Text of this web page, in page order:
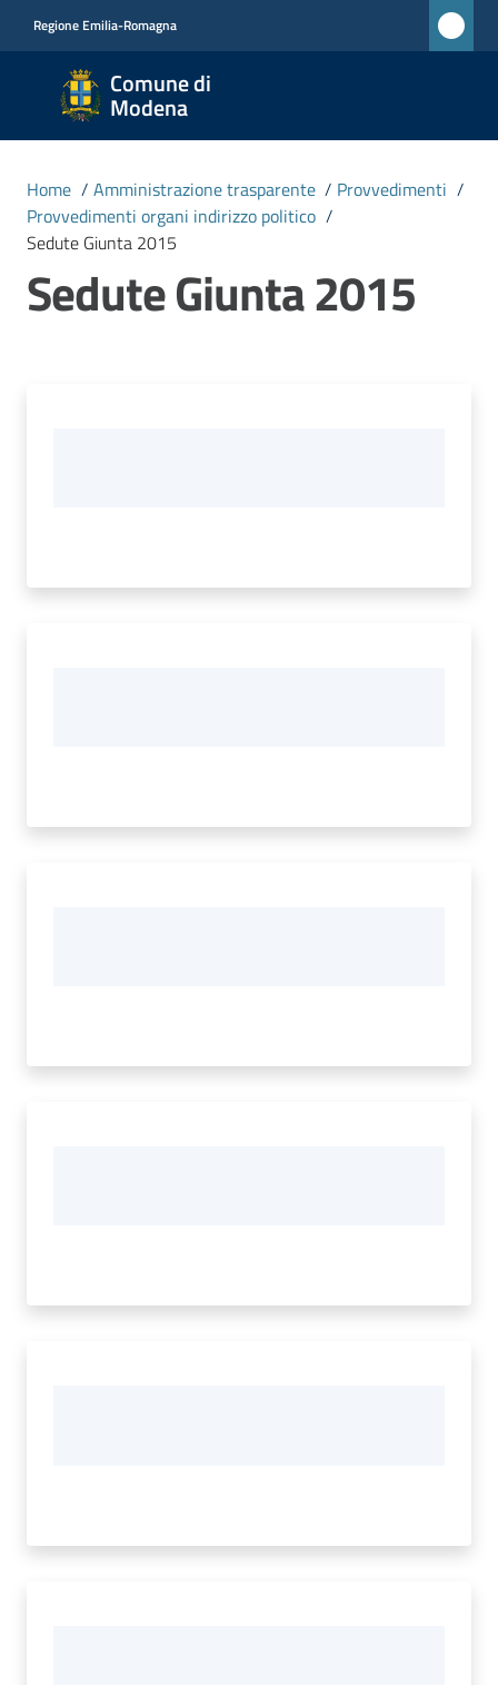
Regione Emilia-Romagna
Comune di
Modena
Comune
di
Modena
CIVICA
MONET
Amministrazione
Home / Amministrazione trasparente / Provvedimenti /
Provvedimenti organi indirizzo politico /
Sedute Giunta 2015
Sedute Giunta 2015